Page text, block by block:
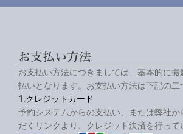
お支払い方法
お支払い方法につきましては、基本的に撮
払いとなります。お支払い方法は下記の二
1.クレジットカード
予約システムからの支払い、または弊社か
だくリンクより、クレジット決済を行って